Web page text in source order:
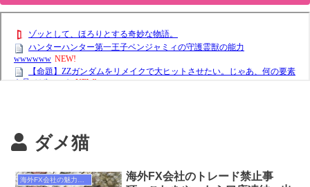
ダメ猫
海外FX会社のトレード禁止事